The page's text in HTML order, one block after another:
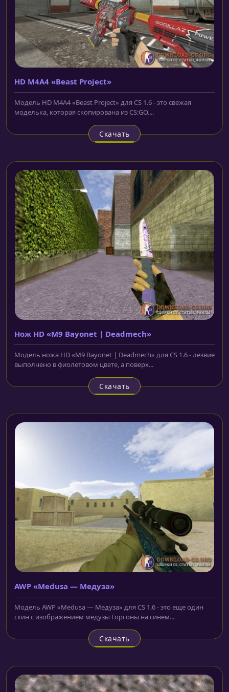
HD M4A4 «Beast Project»
Модель HD M4A4 «Beast Project» для CS 1.6 - это свежая
моделька, которая скопирована из CS:GO....
Скачать
Нож HD «M9 Bayonet | Deadmech»
Модель ножа HD «M9 Bayonet | Deadmech» для CS 1.6 - лезвие
выполнено в фиолетовом цвете, а поверх...
Скачать
AWP «Medusa — Медуза»
Модель AWP «Medusa — Медуза» для CS 1.6 - это еще один
скин с изображением медузы Горгоны на синем...
Скачать